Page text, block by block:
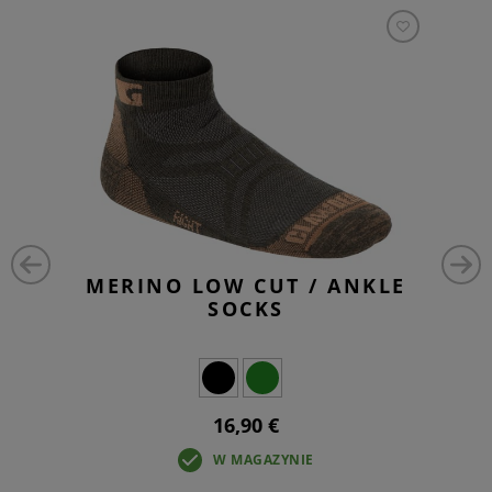
MERINO LOW CUT / ANKLE
SOCKS
16,90 €
W MAGAZYNIE